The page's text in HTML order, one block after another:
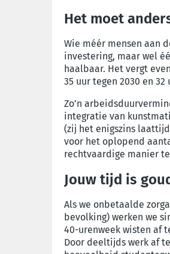
Het moet
Wie méér mensen aan
investering, maar wel
haalbaar. Het vergt
35 uur tegen 2030 en 32
Zo’n
integratie van
(zij het enigszins
voor het oplopend
rechtvaardige manier
Jouw tijd is
Als we onbetaalde
bevolking) werken we
40-urenweek wisten af
Door deeltijds werk af